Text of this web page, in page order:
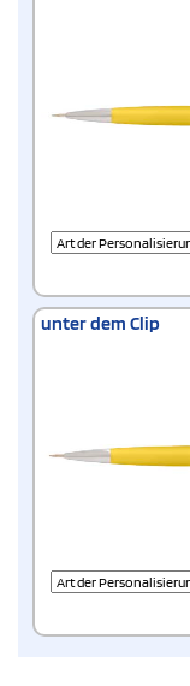
unter dem Clip